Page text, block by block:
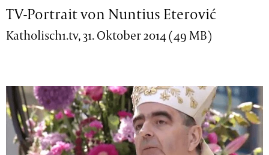
TV-Portrait von Nuntius Eterović
Katholisch1.tv, 31. Oktober 2014 (49 MB)